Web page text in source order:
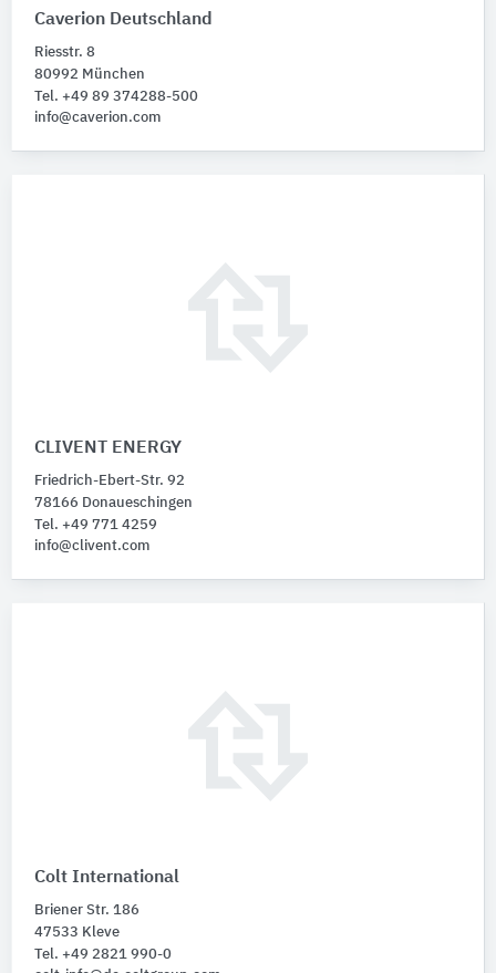
Caverion Deutschland
Riesstr. 8
80992 München
Tel. +49 89 374288-500
info@caverion.com
CLIVENT ENERGY
Friedrich-Ebert-Str. 92
78166 Donaueschingen
Tel. +49 771 4259
info@clivent.com
Colt International
Briener Str. 186
47533 Kleve
Tel. +49 2821 990-0